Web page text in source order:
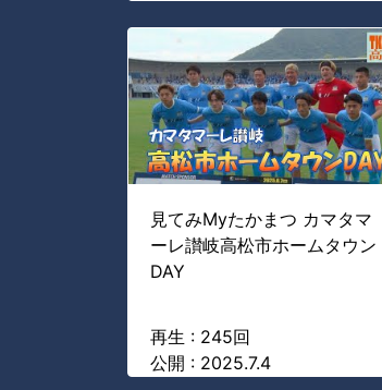
見てみMyたかまつ カマタマ
ーレ讃岐高松市ホームタウン
DAY
再生 : 245回
公開 : 2025.7.4